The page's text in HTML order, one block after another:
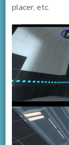
placer, etc.